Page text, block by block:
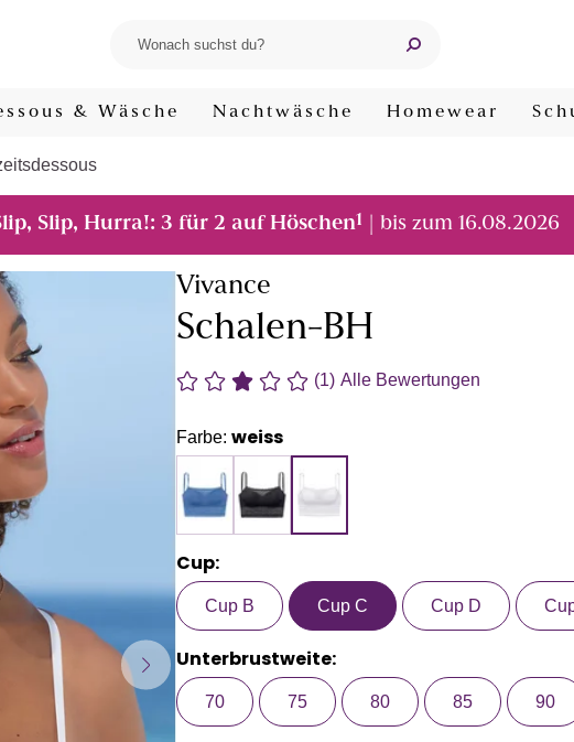
& Wäsche Nachtwäsche Homewear
Slip, Hurra!: 3 für 2 auf Höschen1 | bis zum 16.08.2026
Vivance
Schalen-BH
(1) Alle Bewertungen
Farbe: weiss
Cup:
Cup B Cup C Cup D
Unterbrustweite:
70 75 80 85 90